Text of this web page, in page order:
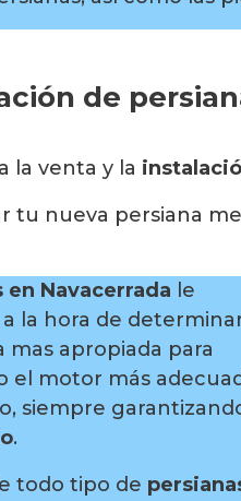
de
la venta y la
tu nueva persiana
Navacerrada le
la hora de
mas apropiada para
el motor más
siempre
.
todo tipo de